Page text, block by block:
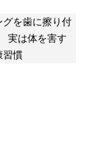
グを歯に擦り付
実は体を害す
習慣